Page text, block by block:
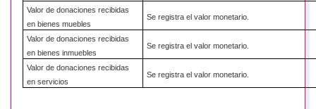
Valor de donaciones recibidas
en bienes muebles
Se registra el valor monetario.
Valor de donaciones recibidas
en bienes inmuebles
Se registra el valor monetario.
Valor de donaciones recibidas
en servicios
Se registra el valor monetario.